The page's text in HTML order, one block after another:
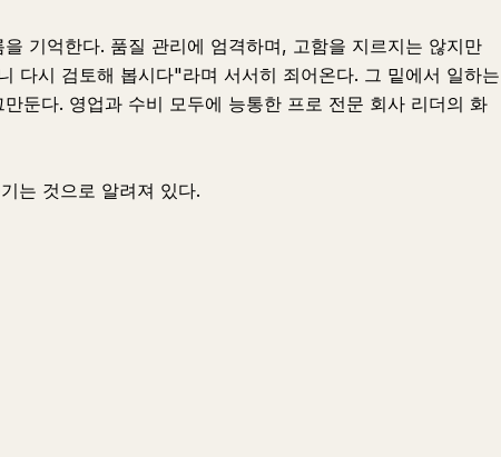
기억한다. 품질 관리에 엄격하며, 고함을 지르지는 않지만
다시 검토해 봅시다"라며 서서히 죄어온다. 그 밑에서 일하는
둔다. 영업과 수비 모두에 능통한 프로 전문 회사 리더의 화
는 것으로 알려져 있다.